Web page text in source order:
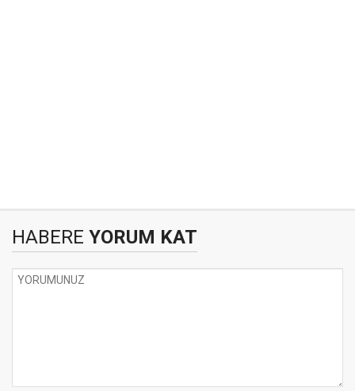
HABERE YORUM KAT